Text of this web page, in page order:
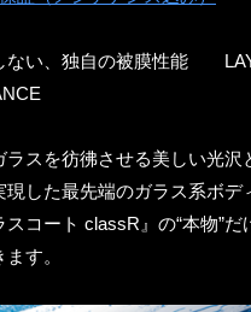
ない、独自の被膜性能
ラスを彷彿させる美しい光沢
した最先端のガラス系ボデ
スコート classR』の“本物”
す。